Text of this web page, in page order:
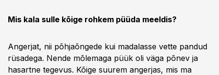
Mis kala sulle kõige rohkem püüda meeldis?
Angerjat, nii põhjaõngede kui madalasse vette pandud
rüsadega. Nende mõlemaga püük oli väga põnev ja
hasartne tegevus. Kõige suurem angerjas, mis ma